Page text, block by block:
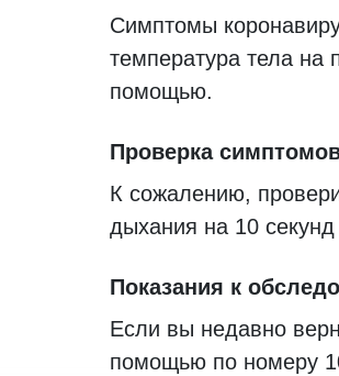
Симптомы
температура тела на
помощью.
Проверка
К сожалению,
дыхания на 10
Показания к
Если вы недавно
помощью по номеру